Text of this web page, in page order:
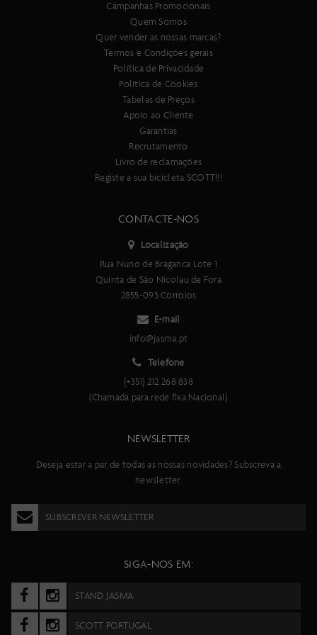
Campanhas Promocionais
Quem Somos
Quer vender as nossas marcas?
Termos e Condições gerais
Política de Privacidade
Política de Cookies
Tabelas de Preços
Apoio ao Cliente
Garantias
Recrutamento
Livro de reclamações
Registe a sua bicicleta SCOTT!!!
CONTACTE-NOS
Localização
Rua Nuno de Braganca Lote 1
Quinta de São Nicolau de Fora
2855-093 Corroios
E-mail
info@jasma.pt
Telefone
(+351) 212 268 838
(Chamada para rede fixa Nacional)
NEWSLETTER
Deseja estar a par de todas as nossas novidades? Subscreva a
newsletter.
SUBSCREVER NEWSLETTER
SIGA-NOS EM:
STAND JASMA
SCOTT PORTUGAL